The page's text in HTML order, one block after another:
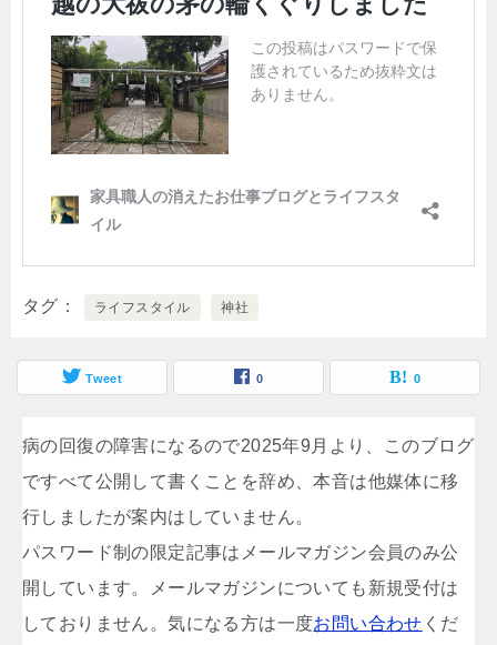
タグ ライフスタイル 神社
Tweet 0 0
病の回復の障害になるので2025年9月より、このブログ
ですべて公開して書くことを辞め、本音は他媒体に移
行しましたが案内はしていません。
パスワード制の限定記事はメールマガジン会員のみ公
開しています。メールマガジンについても新規受付は
しておりません。気になる方は一度お問い合わせ くだ